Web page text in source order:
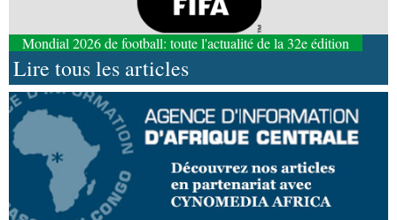
Mondial 2026 de football: toute l'actualité de la 32e édition
Lire tous les articles